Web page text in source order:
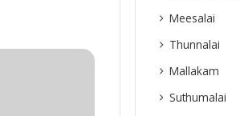
Meesalai
Thunnalai
Mallakam
Suthumalai